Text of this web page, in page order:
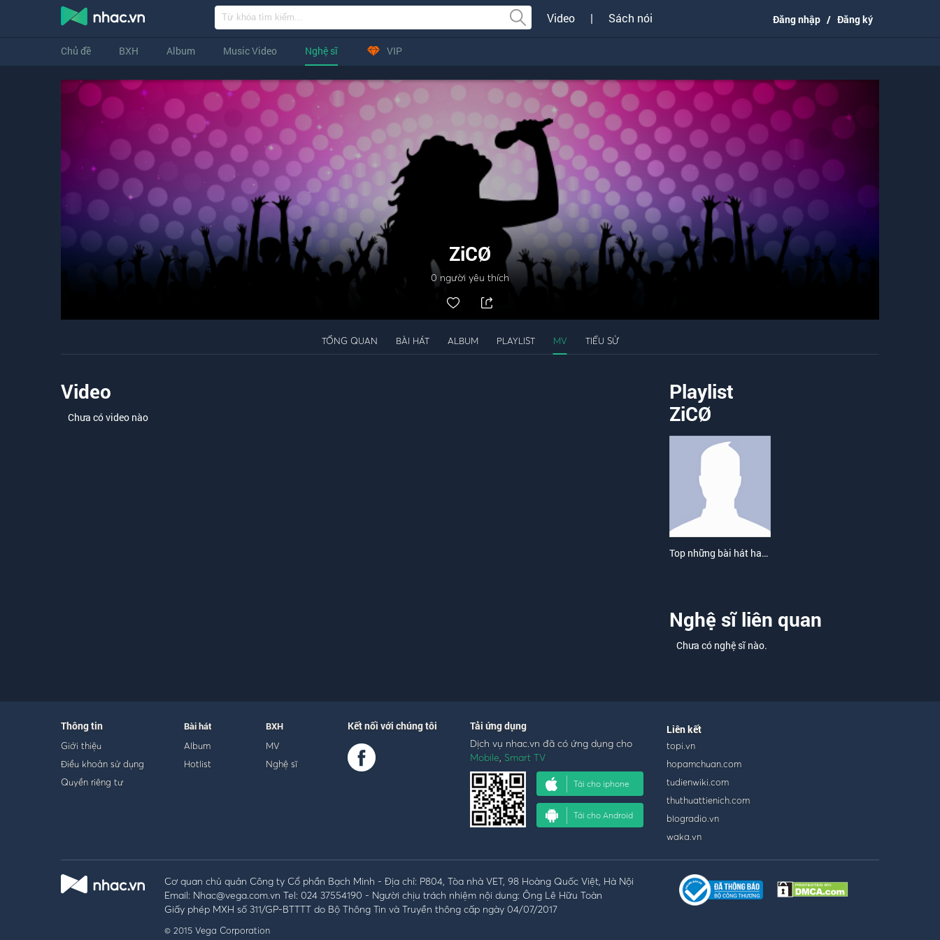
Video | Sách nói Đăng nhập / Đăng ký
Chủ đề BXH Album Music Video Nghệ sĩ VIP
ZiCØ
0 người yêu thích
TỔNG QUAN BÀI HÁT ALBUM PLAYLIST MV TIỂU SỬ
Video
Chưa có video nào
Playlist
ZiCØ
Top những bài hát hay nhất của ZiCØ
Nghệ sĩ liên quan
Chưa có nghệ sĩ nào.
Thông tin
Giới thiệu
Điều khoản sử dụng
Quyền riêng tư
Bài hát
Album
Hotlist
BXH
MV
Nghệ sĩ
Kết nối với chúng tôi Tải ứng dụng
Dịch vụ nhac.vn đã có ứng dụng cho
Mobile, Smart TV
Tải cho iphone
Tải cho Android
Liên kết
topi.vn
hopamchuan.com
tudienwiki.com
thuthuattienich.com
blogradio.vn
waka.vn
Cơ quan chủ quản Công ty Cổ phần Bạch Minh - Địa chỉ: P804, Tòa nhà VET, 98 Hoàng Quốc Việt, Hà Nội
Email: Nhac@vega.com.vn Tel: 024 37554190 - Người chịu trách nhiệm nội dung: Ông Lê Hữu Toàn
Giấy phép MXH số 311/GP-BTTTT do Bộ Thông Tin và Truyền thông cấp ngày 04/07/2017
© 2015 Vega Corporation